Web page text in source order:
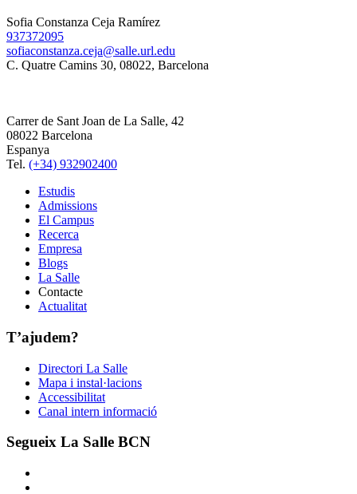
Sofia Constanza Ceja Ramírez
937372095
sofiaconstanza.ceja@salle.url.edu
C. Quatre Camins 30, 08022, Barcelona
Carrer de Sant Joan de La Salle, 42
08022 Barcelona
Espanya
Tel. (+34) 932902400
Estudis
Admissions
El Campus
Recerca
Empresa
Blogs
La Salle
Contacte
Actualitat
T’ajudem?
Directori La Salle
Mapa i instal·lacions
Accessibilitat
Canal intern informació
Segueix La Salle BCN